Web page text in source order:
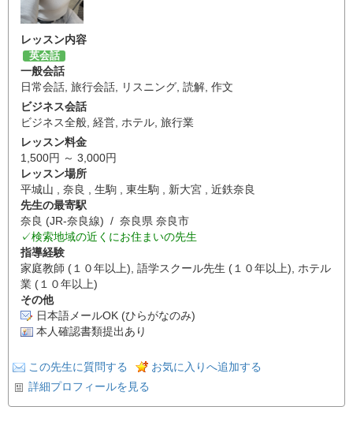
レッスン内容
英会話
一般会話
日常会話 旅行会話 リスニング 読解 作文
ビジネス会話
ビジネス全般 経営 ホテル 旅行業
レッスン料金
1,500円 ～ 3,000円
レッスン場所
平城山 , 奈良 , 生駒 , 東生駒 , 新大宮 , 近鉄奈良
先生の最寄駅
奈良 (JR-奈良線) / 奈良県 奈良市
✓検索地域の近くにお住まいの先生
指導経験
家庭教師 (１０年以上), 語学スクール先生 (１０年以上), ホテル
業 (１０年以上)
その他
日本語メールOK (ひらがなのみ)
本人確認書類提出あり
この先生に質問する
お気に入りへ追加する
詳細プロフィールを見る